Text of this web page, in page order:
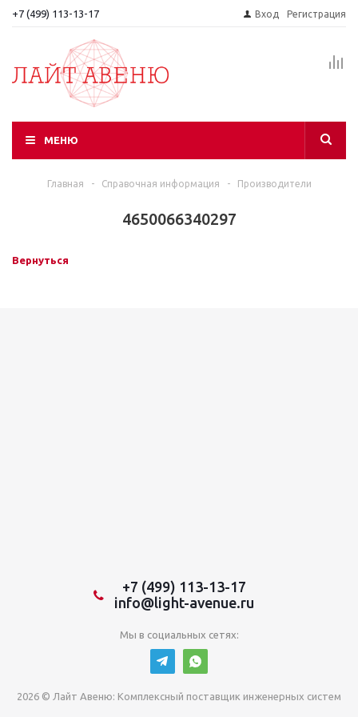
+7 (499) 113-13-17 Вход Регистрация
МЕНЮ
Главная - Справочная информация - Производители
4650066340297
Вернуться
+7 (499) 113-13-17
info@light-avenue.ru
Мы в социальных сетях:
2026 © Лайт Авеню: Комплексный поставщик инженерных систем